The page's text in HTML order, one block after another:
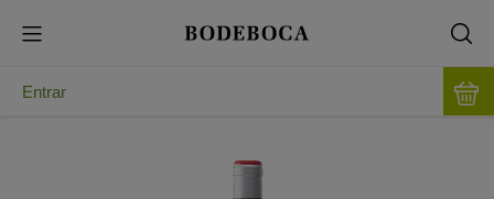
Entrar